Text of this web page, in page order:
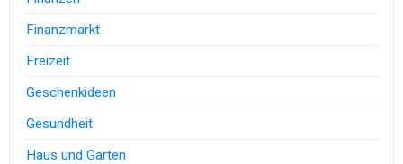
Finanzmarkt
Freizeit
Geschenkideen
Gesundheit
Haus und Garten